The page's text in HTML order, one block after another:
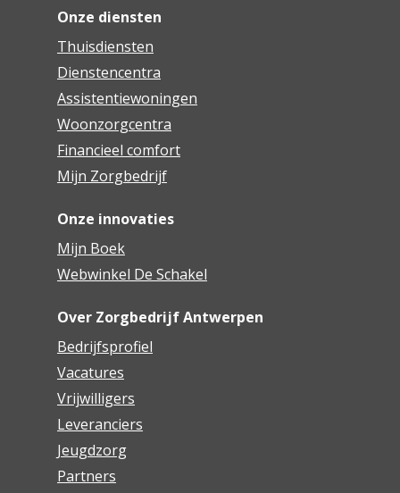
Onze diensten
Thuisdiensten
Dienstencentra
Assistentiewoningen
Woonzorgcentra
Financieel comfort
Mijn Zorgbedrijf
Onze innovaties
Mijn Boek
Webwinkel De Schakel
Over Zorgbedrijf Antwerpen
Bedrijfsprofiel
Vacatures
Vrijwilligers
Leveranciers
Jeugdzorg
Partners